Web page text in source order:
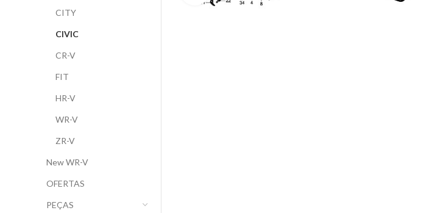
CITY
CIVIC
CR-V
FIT
HR-V
WR-V
ZR-V
New WR-V
OFERTAS
PEÇAS